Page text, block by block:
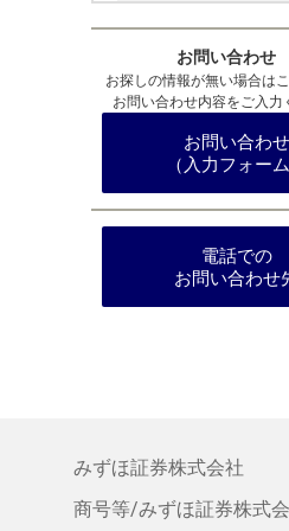
お問い合わせ
お探しの情報が無い場合は
お問い合わせ内容をご入力
お問い合わせ
（入力フォーム
電話での
お問い合わせ
みずほ証券株式会社
商号等/みずほ証券株式